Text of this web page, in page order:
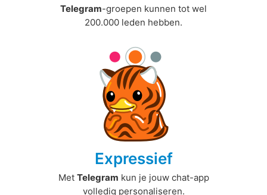
Telegram-groepen kunnen tot wel
200.000 leden hebben.
Expressief
Met Telegram kun je jouw chat-app
volledig personaliseren.